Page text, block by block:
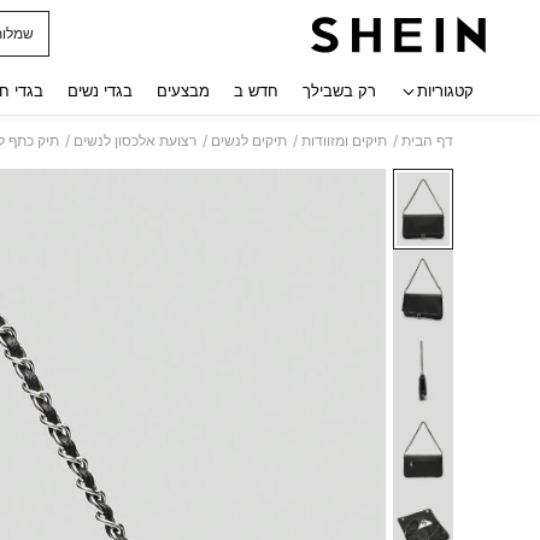
קטגוריות רק בשבילך חדש ב מבצעים בגדי נשים בגדי
דף הבית / תיקים ומזוודות / תיקים לנשים / רצועת אלכסון לנשים / תיק כתף